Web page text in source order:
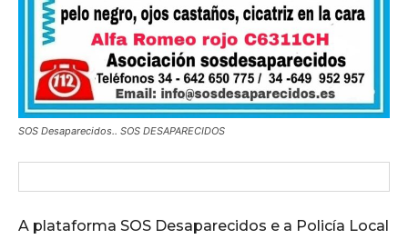
SOS Desaparecidos.. SOS DESAPARECIDOS
A plataforma SOS Desaparecidos e a Policía Local